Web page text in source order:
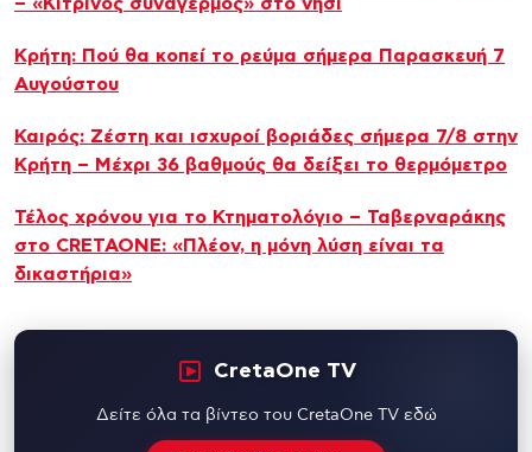
– «Κίτρινος συναγερμός» στο νησί
Κρήτη: Πού θα κοπεί το ρεύμα σήμερα Παρασκευή 7
Αυγούστου
Καιρός: Ζέστη και ισχυροί βοριάδες σήμερα 7/8 στην
Κρήτη – Μέχρι 36 βαθμούς θα δείξει το θερμόμετρο
Τέλος χρόνου για το Κτηματολόγιο – Ταβερναράκης
στο CRETAONE: «Πλέον, η μόνη λύση είναι τα
δικαστήρια»
CretaOne TV
Δείτε όλα τα βίντεο του CretaOne TV εδώ